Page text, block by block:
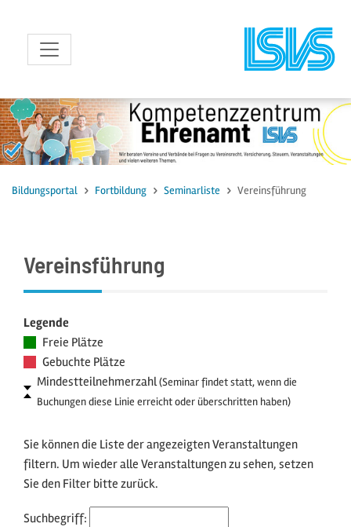
zum Inhalt
Bildungsportal Fortbildung Seminarliste Vereinsführung
Vereinsführung
Legende
Freie Plätze
Gebuchte Plätze
Mindestteilnehmerzahl(Seminar findet statt, wenn die
Buchungen diese Linie erreicht oder überschritten haben)
Sie können die Liste der angezeigten Veranstaltungen
filtern. Um wieder alle Veranstaltungen zu sehen, setzen
Sie den Filter bitte zurück.
Suchbegriff: